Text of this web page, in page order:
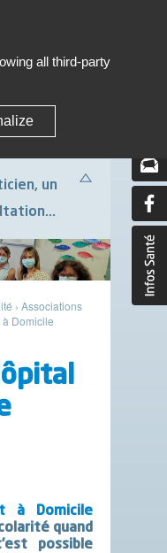
un
› Associations
à Domicile
à Domicile
quand
possible
all third-party